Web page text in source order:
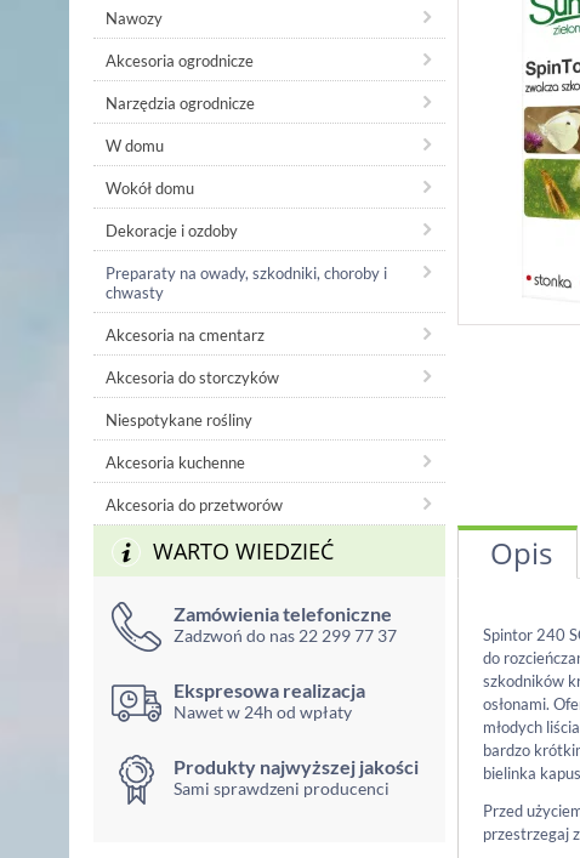
Nawozy
Akcesoria ogrodnicze
Narzędzia ogrodnicze
W domu
Wokół domu
Dekoracje i ozdoby
Preparaty na owady, szkodniki, choroby i
chwasty
Akcesoria na cmentarz
Akcesoria do storczyków
Niespotykane rośliny
Akcesoria kuchenne
Akcesoria do przetworów
WARTO WIEDZIEĆ
Zamówienia telefoniczne
Zadzwoń do nas 22 299 77 37
Ekspresowa realizacja
Nawet w 24h od wpłaty
Produkty najwyższej jakości
Sami sprawdzeni producenci
Opis
Spintor 240
do
szkodników
osłonami.
młodych
bardzo
bielinka
Przed
przestrzegaj